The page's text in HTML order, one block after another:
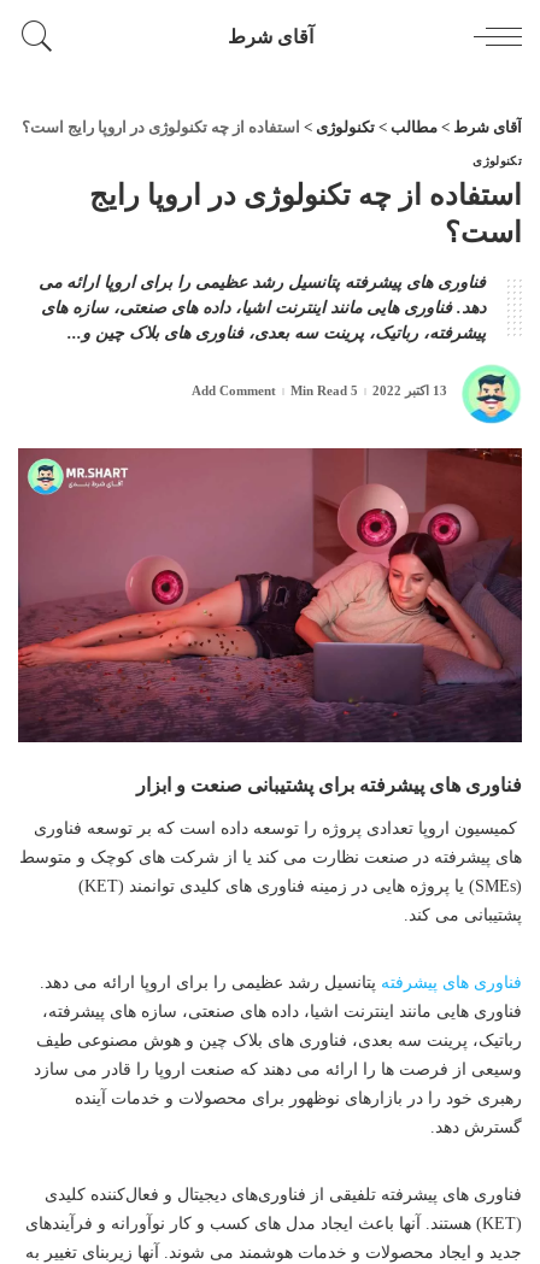
آقای شرط
آقای شرط > مطالب > تکنولوژی > استفاده از چه تکنولوژی در اروپا رایج است؟
تکنولوژی
استفاده از چه تکنولوژی در اروپا رایج
است؟
فناوری های پیشرفته پتانسیل رشد عظیمی را برای اروپا ارائه می
دهد. فناوری هایی مانند اینترنت اشیا، داده های صنعتی، سازه های
پیشرفته، رباتیک، پرینت سه بعدی، فناوری های بلاک چین و...
13 اکتبر 2022 5 Min Read
Add Comment
فناوری های پیشرفته برای پشتیبانی صنعت و ابزار
کمیسیون اروپا تعدادی پروژه را توسعه داده است که بر توسعه فناوری
های پیشرفته در صنعت نظارت می کند یا از شرکت های کوچک و متوسط
​​(SMEs) یا پروژه هایی در زمینه فناوری های کلیدی توانمند (KET)
پشتیبانی می کند.
فناوری های پیشرفته پتانسیل رشد عظیمی را برای اروپا ارائه می دهد.
فناوری هایی مانند اینترنت اشیا، داده های صنعتی، سازه های پیشرفته،
رباتیک، پرینت سه بعدی، فناوری های بلاک چین و هوش مصنوعی طیف
وسیعی از فرصت ها را ارائه می دهند که صنعت اروپا را قادر می سازد
رهبری خود را در بازارهای نوظهور برای محصولات و خدمات آینده
گسترش دهد.
فناوری‌ های پیشرفته تلفیقی از فناوری‌های دیجیتال و فعال‌کننده کلیدی
(KET) هستند. آنها باعث ایجاد مدل های کسب و کار نوآورانه و فرآیندهای
جدید و ایجاد محصولات و خدمات هوشمند می شوند. آنها زیربنای تغییر به